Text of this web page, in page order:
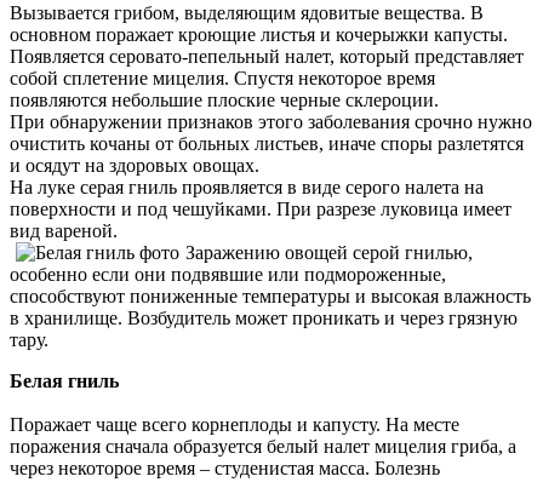
Вызывается грибом, выделяющим ядовитые вещества. В
основном поражает кроющие листья и кочерыжки капусты.
Появляется серовато-пепельный налет, который представляет
собой сплетение мицелия. Спустя некоторое время
появляются небольшие плоские черные склероции.
При обнаружении признаков этого заболевания срочно нужно
очистить кочаны от больных листьев, иначе споры разлетятся
и осядут на здоровых овощах.
На луке серая гниль проявляется в виде серого налета на
поверхности и под чешуйками. При разрезе луковица имеет
вид вареной.
Заражению овощей серой гнилью,
особенно если они подвявшие или подмороженные,
способствуют пониженные температуры и высокая влажность
в хранилище. Возбудитель может проникать и через грязную
тару.
Белая гниль
Поражает чаще всего корнеплоды и капусту. На месте
поражения сначала образуется белый налет мицелия гриба, а
через некоторое время – студенистая масса. Болезнь